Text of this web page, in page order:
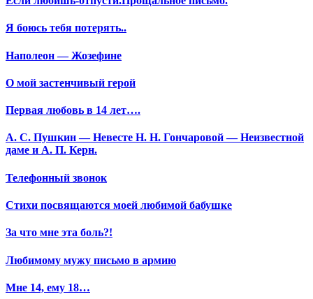
Я боюсь тебя потерять..
Наполеон — Жозефине
О мой застенчивый герой
Первая любовь в 14 лет….
А. С. Пушкин — Невесте Н. Н. Гончаровой — Неизвестной
даме и А. П. Керн.
Телефонный звонок
Стихи посвящаются моей любимой бабушке
За что мне эта боль?!
Любимому мужу письмо в армию
Мне 14, ему 18…